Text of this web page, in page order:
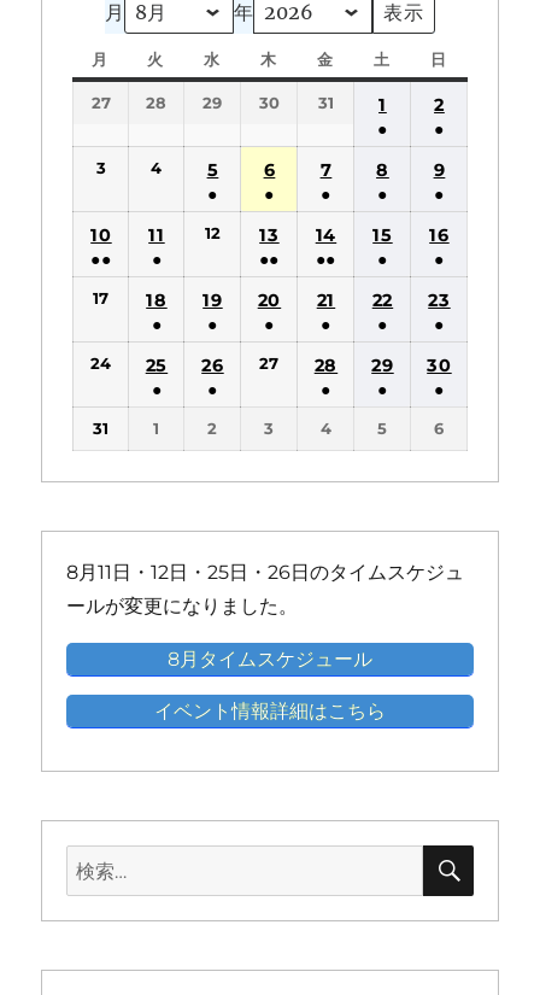
月 年
月
曜
日
火
曜
日
水
曜
日
木
曜
日
金
曜
土
曜
日
曜
27 28 29 30 31
1
●
(1
件
の
イ
ベ
ン
ト)
2
●
(1
件
の
イ
ベ
ン
ト)
3 4
5
●
(1
の
イ
ベ
ン
ト)
6
●
(1
件
の
イ
ベ
ン
7
●
(1
件
の
イ
ベ
ン
ト)
8
●
(1
件
の
イ
ベ
ン
ト)
9
●
(1
件
の
イ
ベ
ン
ト)
10
●●
(2
の
イ
ン
ト)
11
●
(1
件
の
イ
ベ
ン
ト)
12
13
●●
(2
件
の
イ
ン
ト)
14
●●
(2
件
の
イ
ベ
ン
ト)
15
●
(1
件
の
イ
ベ
ン
ト)
16
●
(1
件
の
イ
ベ
ン
ト)
17
18
●
(1
件
イ
ン
19
●
(1
件
イ
ン
20
●
(1
イ
ン
21
●
(1
件
イ
ン
22
●
(1
件
イ
ン
23
●
(1
件
イ
ン
24
25
●
ト)
26
●
ト)
27
28
●
ト)
29
●
ト)
30
●
ト)
31 1 2 3 4 5 6
8月11日・12日・25日・26日のタイムスケジュ
ールが変更になりました。
8月タイムスケジュール
イベント情報詳細はこちら
検
索:
検